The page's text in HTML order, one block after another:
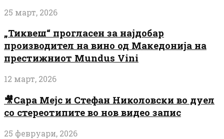
25 март, 2026
„Тиквеш“ прогласен за најдобар
производител на вино од Македонија на
престижниот Mundus Vini
12 март, 2026
🎥Сара Мејс и Стефан Николовски во дуел
со стереотипите во нов видео запис
25 февруари, 2026